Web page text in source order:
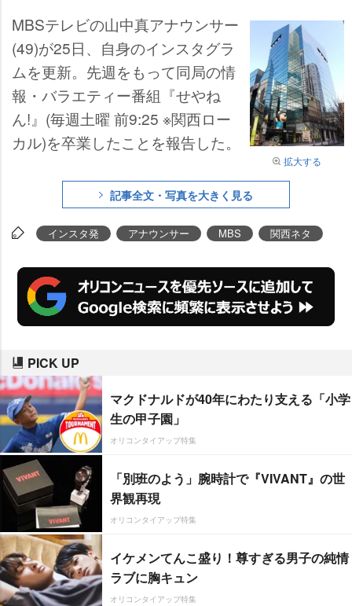
拡大する
MBSテレビの山中真アナウンサー
(49)が25日、自身のインスタグラ
ムを更新。先週をもって同局の情
報・バラエティー番組『せやね
ん!』(毎週土曜 前9:25 ※関西ロー
カル)を卒業したことを報告した。
記事全文・写真を大きく見る
インスタ発 アナウンサー MBS 関西ネタ
PICK UP
マクドナルドが40年にわたり支える「小学
生の甲子園」
オリコンタイアップ特集
「別班のよう」腕時計で『VIVANT』の世
界観再現
オリコンタイアップ特集
イケメンてんこ盛り！尊すぎる男子の純情
ラブに胸キュン
オリコンタイアップ特集